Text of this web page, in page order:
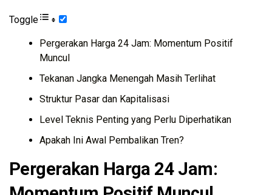
Toggle
Pergerakan Harga 24 Jam: Momentum Positif
Muncul
Tekanan Jangka Menengah Masih Terlihat
Struktur Pasar dan Kapitalisasi
Level Teknis Penting yang Perlu Diperhatikan
Apakah Ini Awal Pembalikan Tren?
Pergerakan Harga 24 Jam: